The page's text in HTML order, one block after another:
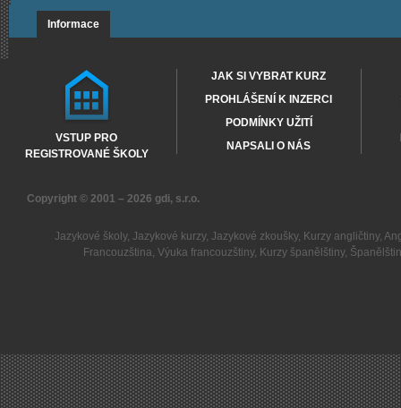
Informace
VSTUP PRO
REGISTROVANÉ ŠKOLY
JAK SI VYBRAT KURZ
PROHLÁŠENÍ K INZERCI
PODMÍNKY UŽITÍ
NAPSALI O NÁS
Copyright © 2001 – 2026 gdi, s.r.o.
Jazykové školy, Jazykové kurzy, Jazykové zkoušky, Kurzy angličtiny,
Francouzština,Výuka francouzštiny, Kurzy španělštiny,